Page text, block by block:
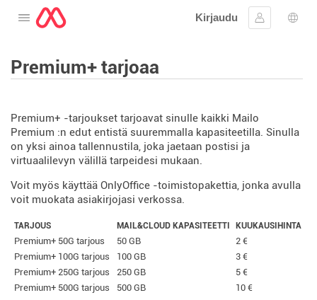
Avaa valikko
Kirjaudu
Kirjaudu
Premium+ tarjoaa
Premium+ -tarjoukset tarjoavat sinulle kaikki Mailo
Premium :n edut entistä suuremmalla kapasiteetilla. Sinulla
on yksi ainoa tallennustila, joka jaetaan postisi ja
virtuaalilevyn välillä tarpeidesi mukaan.
Voit myös käyttää OnlyOffice -toimistopakettia, jonka avulla
voit muokata asiakirjojasi verkossa.
TARJOUS MAIL&CLOUD KAPASITEETTI KUUKAUSIHINTA
Premium+ 50G tarjous 50 GB
2 €
Premium+ 100G tarjous
100 GB
3 €
Premium+ 250G tarjous
250 GB
5 €
Premium+ 500G tarjous
500 GB 10 €